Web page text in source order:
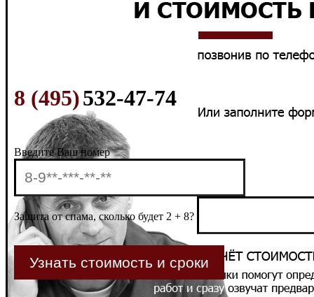
8 (495)532-47-74
Введите Ваш номер
Защита от спама, сколько будет 2 + 8?